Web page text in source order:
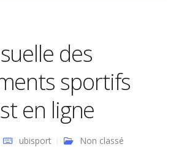
des
sportifs
en ligne
ubisport Non classé